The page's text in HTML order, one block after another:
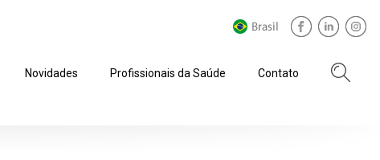
Novidades Profissionais da Saúde Contato